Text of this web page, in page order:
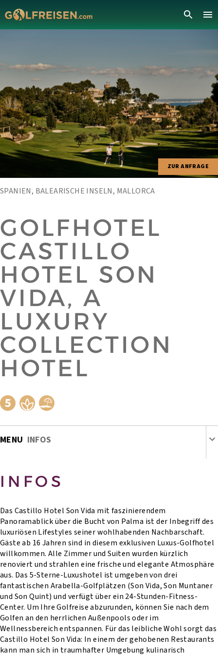
ZUR ANFRAGE
SPANIEN, BALEARISCHE INSELN, MALLORCA
GOLFHOTEL
CASTILLO
HOTEL SON
VIDA, A
LUXURY
COLLECTION
HOTEL
MENU INFOS
INFOS
Das Castillo Hotel Son Vida mit faszinierendem
Panoramablick über die Bucht von Palma ist der Inbegriff des
luxuriösen Lifestyles seiner wohlhabenden Nachbarschaft.
Gäste ab 16 Jahren sind in diesem exklusiven Luxus-Golfhotel
willkommen. Alle Zimmer und Suiten wurden kürzlich
renoviert und strahlen eine frische und elegante Atmosphäre
aus. Das 5-Sterne-Luxushotel ist umgeben von drei
fantastischen Arabella-Golfplätzen (Son Vida, Son Muntaner
und Son Quint) und verfügt über ein 24-Stunden-Fitness-
Center. Um Ihre Golfreise abzurunden, können Sie nach dem
Golfen an den herrlichen Außenpools oder im
Wellnessbereich entspannen. Für das leibliche Wohl sorgt das
Castillo Hotel Son Vida: In einem der gehobenen Restaurants
kann man sich in traumhafter Umgebung kulinarisch